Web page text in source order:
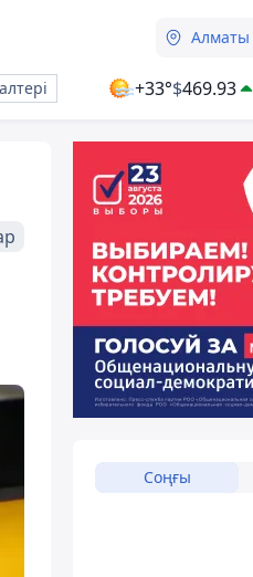
Алматы
+33°$469.93
Соңғы